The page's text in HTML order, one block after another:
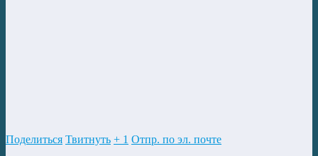
Поделиться Твитнуть + 1 Отпр. по эл. почте